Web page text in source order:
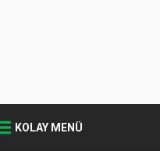
KOLAY MENÜ